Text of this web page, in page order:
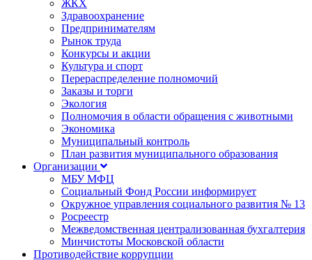
ЖКХ
Здравоохранение
Предпринимателям
Рынок труда
Конкурсы и акции
Культура и спорт
Перераспределение полномочий
Заказы и торги
Экология
Полномочия в области обращения с животными
Экономика
Муниципальный контроль
План развития муниципального образования
Организации
МБУ МФЦ
Социальный Фонд России информирует
Окружное управления социального развития № 13
Росреестр
Межведомственная централизованная бухгалтерия
Минчистоты Московской области
Противодействие коррупции